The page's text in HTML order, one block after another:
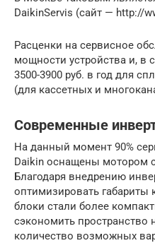
DaikinServis (сайт — http://
Расценки на сервисное
мощности устройства и, в
3500-3900 руб. в год для
(для кассетных и
Современные
На данный момент 90%
Daikin оснащены мотором
Благодаря внедрению
оптимизировать габариты
блоки стали более
сэкономить пространство
количество возможных